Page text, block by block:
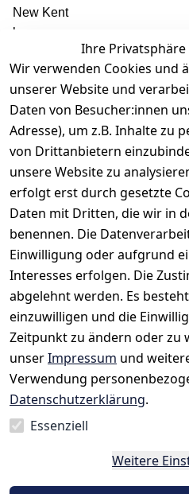
New Kent
langarm
Umschlagmanschette
verdeckte Knopfleiste
Ihre
Wir verwenden Cookies und
unserer Website und
Daten von Besucher:innen
Adresse), um z.B. Inhalte zu
von Drittanbietern
unsere Website zu
erfolgt erst durch gesetzte
Daten mit Dritten, die wir in
benennen. Die
Einwilligung oder aufgrund
Interesses erfolgen. Die
abgelehnt werden. Es
einzuwilligen und die
Zeitpunkt zu ändern oder zu
unserImpressum und
Verwendung
Datenschutzerklärung.
Essenziell
Weitere
Rechtliches
AGB
Impressum
Datenschutze
rklärung
Widerrufsrec
ht
Kontakt
Kontakt
Registrieren